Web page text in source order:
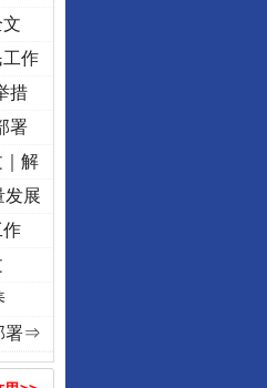
·[视频]
作
措
署
｜解
发展
作
署⇒